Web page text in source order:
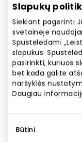
Slapukų
Siekiant pagerinti
svetainėje
Spustelėdami
slapukus.
pasirinkti, kuriuos
bet kada galite
naršyklės
Daugiau
pasirinkimas
Būtini
Natūralios idėjos –
kuriantis ne tik
parfumeriją,
rankų darbo
žvakes, kvepalus,
bei daugybę kitų
išskirtinius
dizainu.